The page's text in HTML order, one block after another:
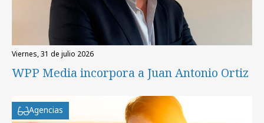
viernes, 31 de julio 2026
WPP Media incorpora a Juan Antonio Ortiz
Agencias